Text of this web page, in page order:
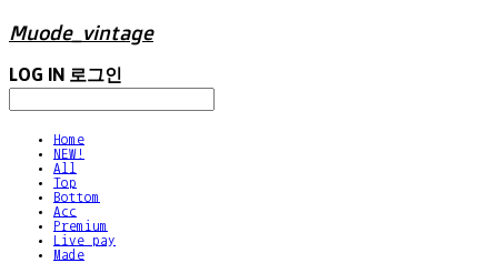
Muode_vintage
LOG IN 로그인
Home
NEW!
All
Top
Bottom
Acc
Premium
Live pay
Made